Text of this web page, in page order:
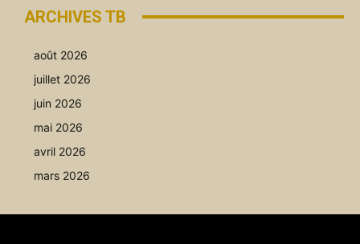
ARCHIVES TB
août 2026
juillet 2026
juin 2026
mai 2026
avril 2026
mars 2026